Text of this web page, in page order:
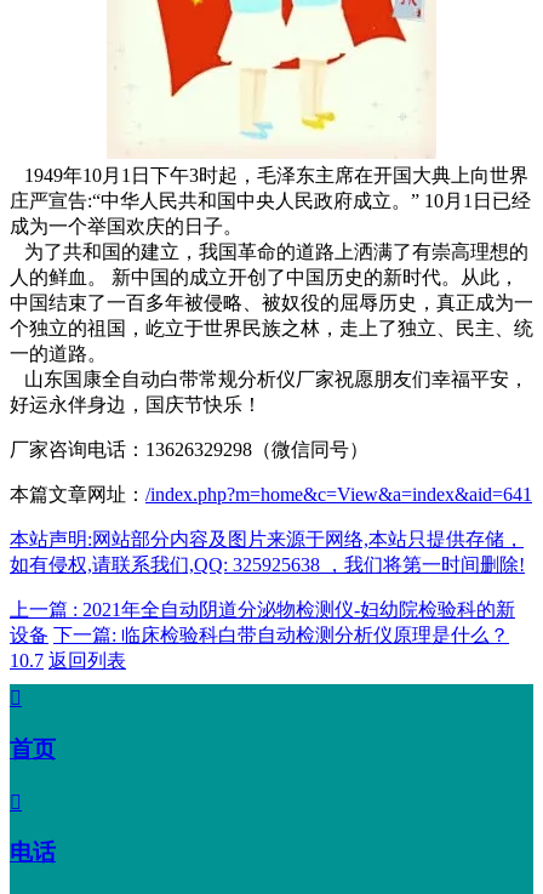
1949年10月1日下午3时起，毛泽东主席在开国大典上向世界
庄严宣告:“中华人民共和国中央人民政府成立。” 10月1日已经
成为一个举国欢庆的日子。
为了共和国的建立，我国革命的道路上洒满了有崇高理想的
人的鲜血。 新中国的成立开创了中国历史的新时代。从此，
中国结束了一百多年被侵略、被奴役的屈辱历史，真正成为一
个独立的祖国，屹立于世界民族之林，走上了独立、民主、统
一的道路。
山东国康全自动白带常规分析仪厂家祝愿朋友们幸福平安，
好运永伴身边，国庆节快乐！
厂家咨询电话：13626329298（微信同号）
本篇文章网址： /index.php?m=home&c=View&a=index&aid=641
本站声明:网站部分内容及图片来源于网络,本站只提供存储，
如有侵权,请联系我们,QQ: 325925638 ，我们将第一时间删除!
上一篇 : 2021年全自动阴道分泌物检测仪-妇幼院检验科的新
设备 下一篇: 临床检验科白带自动检测分析仪原理是什么？
10.7 返回列表

首页

电话